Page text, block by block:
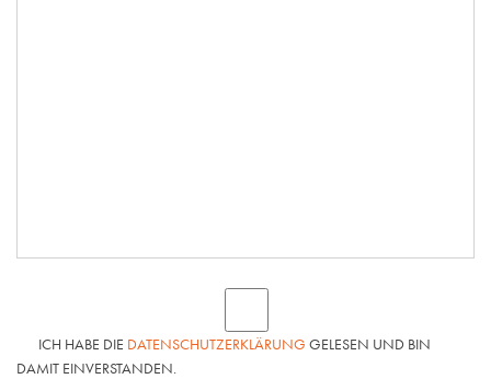
ICH HABE DIE DATENSCHUTZERKLÄRUNG GELESEN UND BIN
DAMIT EINVERSTANDEN.